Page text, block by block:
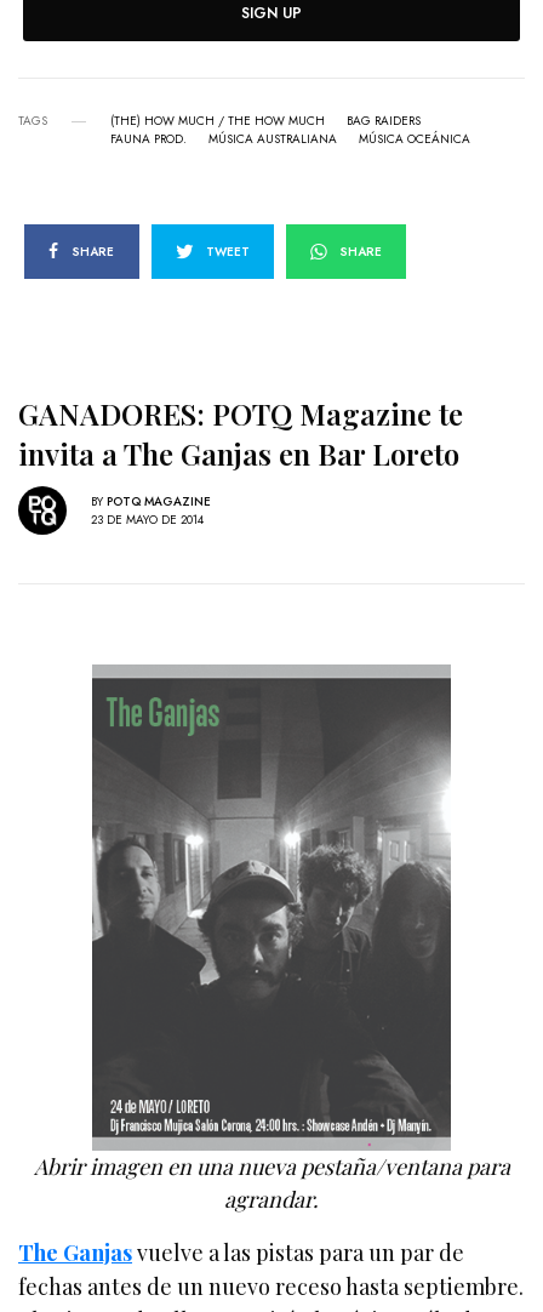
SIGN UP
TAGS (THE) HOW MUCH / THE HOW MUCH
BAG RAIDERS
FAUNA PROD.
MÚSICA AUSTRALIANA MÚSICA OCEÁNICA
SHARE TWEET SHARE
GANADORES: POTQ Magazine te
invita a The Ganjas en Bar Loreto
BY POTQ MAGAZINE
23 DE MAYO DE 2014
Abrir imagen en una nueva pestaña/ventana para
agrandar.
The Ganjasvuelve a las pistas para un par de
fechas antes de un nuevo receso hasta septiembre.